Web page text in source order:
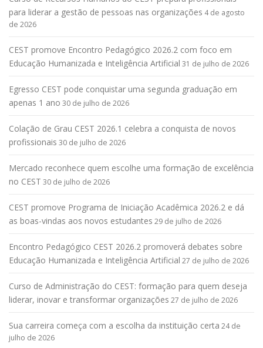
para liderar a gestão de pessoas nas organizações 4 de agosto
de 2026
CEST promove Encontro Pedagógico 2026.2 com foco em
Educação Humanizada e Inteligência Artificial 31 de julho de 2026
Egresso CEST pode conquistar uma segunda graduação em
apenas 1 ano 30 de julho de 2026
Colação de Grau CEST 2026.1 celebra a conquista de novos
profissionais 30 de julho de 2026
Mercado reconhece quem escolhe uma formação de excelência
no CEST 30 de julho de 2026
CEST promove Programa de Iniciação Acadêmica 2026.2 e dá
as boas-vindas aos novos estudantes 29 de julho de 2026
Encontro Pedagógico CEST 2026.2 promoverá debates sobre
Educação Humanizada e Inteligência Artificial 27 de julho de 2026
Curso de Administração do CEST: formação para quem deseja
liderar, inovar e transformar organizações 27 de julho de 2026
Sua carreira começa com a escolha da instituição certa 24 de
julho de 2026